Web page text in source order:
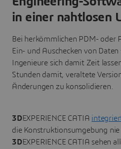
in einer nahtlosen
Bei herkömmlichen PDM- oder
Ein- und Auschecken von Daten
Ingenieure sich damit Zeit
Stunden damit, veraltete
Änderungen zu konsolidieren.
3DEXPERIENCE CATIA
die Konstruktionsumgebung
3DEXPERIENCE CATIA sehen